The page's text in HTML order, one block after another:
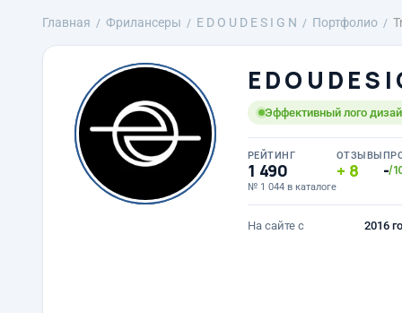
Главная Фрилансеры E D O U D E S I G N Портфолио
E D O U D E S I
Эффективный лого
РЕЙТИНГ
1 490
№ 1 044 в каталоге
ОТЗЫВЫ
8 -/
На сайте с 2016